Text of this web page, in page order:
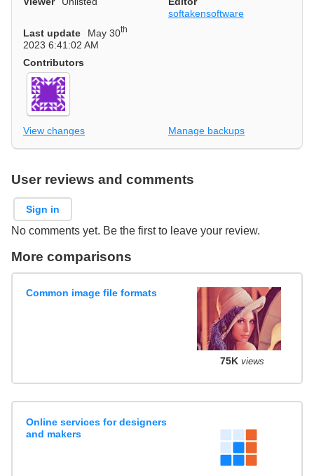
softakensoftware
Last update
May 30th
2023 6:41:02 AM
Contributors
View changes Manage backups
User reviews and comments
Sign in
No comments yet. Be the first to leave your review.
More comparisons
Common image file formats
75K views
Online services for designers
and makers